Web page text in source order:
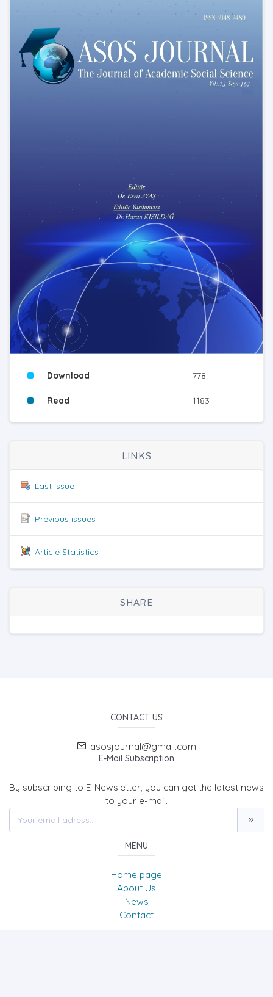
Download 778
Read 1183
LINKS
Last issue
Previous issues
Article Statistics
SHARE
CONTACT US
asosjournal@gmail.com
E-Mail Subscription
By subscribing to E-Newsletter, you can get the latest news
to your e-mail.
MENU
Home page
About Us
News
Contact